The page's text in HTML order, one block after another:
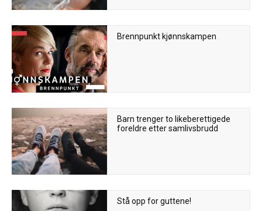
Brennpunkt kjønnskampen
Barn trenger to likeberettigede
foreldre etter samlivsbrudd
Stå opp for guttene!